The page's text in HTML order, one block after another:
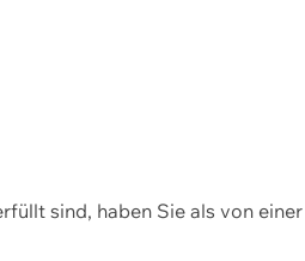
sind, haben Sie als von